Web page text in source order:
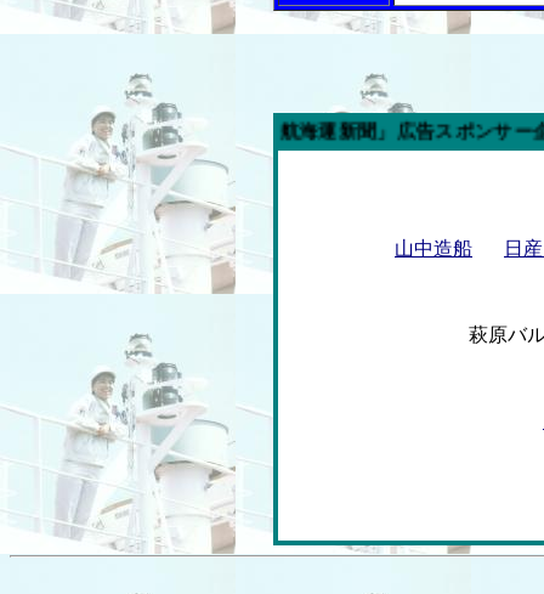
今週の「内航海運新聞」広告スポンサー企業
山中造船 日
萩原バ